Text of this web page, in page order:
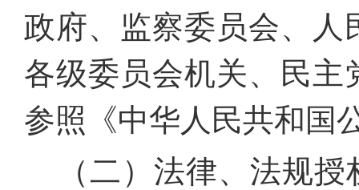
政府、监察委员会、
各级委员会机关、民
参照《中华人民共和国
（二）法律、法规